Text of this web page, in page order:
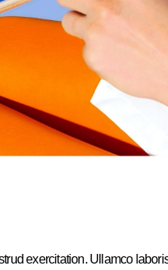
exercitation. Ullamco